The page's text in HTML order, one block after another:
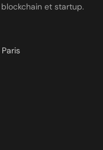
et startup.